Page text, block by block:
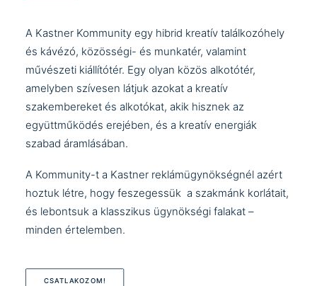
A Kastner Kommunity egy hibrid kreatív találkozóhely
és kávézó, közösségi- és munkatér, valamint
művészeti kiállítótér. Egy olyan közös alkotótér,
amelyben szívesen látjuk azokat a kreatív
szakembereket és alkotókat, akik hisznek az
együttműködés erejében, és a kreatív energiák
szabad áramlásában.
A Kommunity-t a Kastner reklámügynökségnél azért
hoztuk létre, hogy feszegessük a szakmánk korlátait,
és lebontsuk a klasszikus ügynökségi falakat –
minden értelemben.
CSATLAKOZOM!